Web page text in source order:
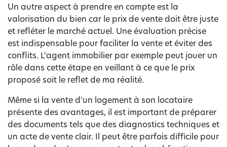
Un autre aspect à prendre en compte est la
valorisation du bien car le prix de vente doit être juste
et refléter le marché actuel. Une évaluation précise
est indispensable pour faciliter la vente et éviter des
conflits. L’agent immobilier par exemple peut jouer un
rôle dans cette étape en veillant à ce que le prix
proposé soit le reflet de ma réalité.
Même si la vente d'un logement à son locataire
présente des avantages, il est important de préparer
des documents tels que des diagnostics techniques et
un acte de vente clair. Il peut être parfois difficile pour